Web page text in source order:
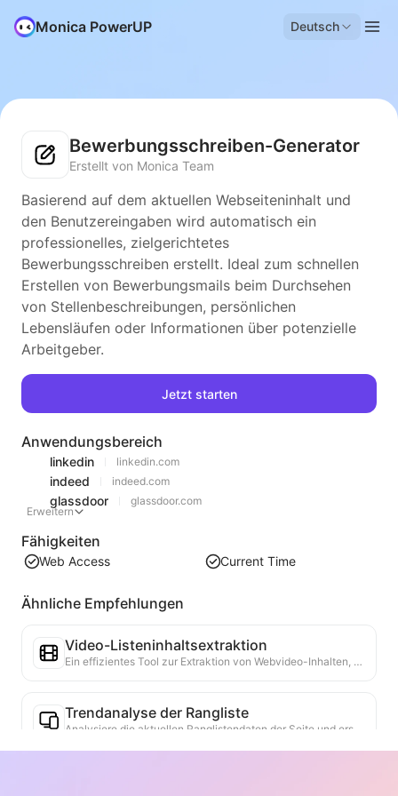
Monica PowerUP Deutsch
Bewerbungsschreiben-Generator
Erstellt von Monica Team
Basierend auf dem aktuellen Webseiteninhalt und
den Benutzereingaben wird automatisch ein
professionelles, zielgerichtetes
Bewerbungsschreiben erstellt. Ideal zum schnellen
Erstellen von Bewerbungsmails beim Durchsehen
von Stellenbeschreibungen, persönlichen
Lebensläufen oder Informationen über potenzielle
Arbeitgeber.
Jetzt starten
Anwendungsbereich
linkedin linkedin.com
indeed indeed.com
glassdoor
glassdoor.com
Erweitern
Fähigkeiten
Web Access Current Time
Ähnliche Empfehlungen
Video-Listeninhaltsextraktion
Ein effizientes Tool zur Extraktion von Webvideo-Inhalten, das Webseiten schnell scannen und Videoinformationen in einer strukturierten Markdown-Tabelle organisieren kann.
Trendanalyse der Rangliste